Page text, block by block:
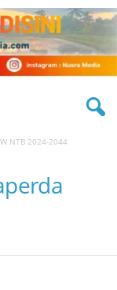
NTB 2024-2044